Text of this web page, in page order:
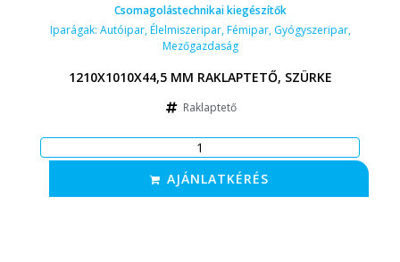
Csomagolástechnikai kiegészítők
Iparágak: Autóipar,Élelmiszeripar,Fémipar, Gyógyszeripar,
Mezőgazdaság
1210X1010X44,5 MM RAKLAPTETŐ, SZÜRKE
Raklaptető
AJÁNLATKÉRÉS